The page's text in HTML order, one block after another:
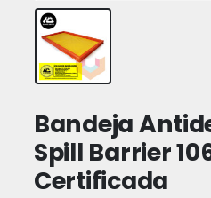
Bandeja
Spill Barrier
Certificada